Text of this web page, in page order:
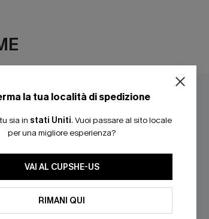
la tua località di spedizione
sia in stati Uniti. Vuoi passare al sito locale
per una migliore esperienza?
VAI AL CUPSHE-US
RIMANI QUI